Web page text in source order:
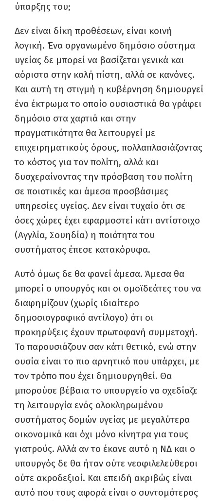
ύπαρξης του;
Δεν είναι δίκη προθέσεων, είναι κοινή
λογική. Ένα οργανωμένο δημόσιο σύστημα
υγείας δε μπορεί να βασίζεται γενικά και
αόριστα στην καλή πίστη, αλλά σε κανόνες.
Και αυτή τη στιγμή η κυβέρνηση δημιουργεί
ένα έκτρωμα το οποίο ουσιαστικά θα γράφει
δημόσιο στα χαρτιά και στην
πραγματικότητα θα λειτουργεί με
επιχειρηματικούς όρους, πολλαπλασιάζοντας
το κόστος για τον πολίτη, αλλά και
δυσχεραίνοντας την πρόσβαση του πολίτη
σε ποιοτικές και άμεσα προσβάσιμες
υπηρεσίες υγείας. Δεν είναι τυχαίο ότι σε
όσες χώρες έχει εφαρμοστεί κάτι αντίστοιχο
(Αγγλία, Σουηδία) η ποιότητα του
συστήματος έπεσε κατακόρυφα.
Αυτό όμως δε θα φανεί άμεσα. Άμεσα θα
μπορεί ο υπουργός και οι ομοϊδεάτες του να
διαφημίζουν (χωρίς ιδιαίτερο
δημοσιογραφικό αντίλογο) ότι οι
προκηρύξεις έχουν πρωτοφανή συμμετοχή.
Το παρουσιάζουν σαν κάτι θετικό, ενώ στην
ουσία είναι το πιο αρνητικό που υπάρχει, με
τον τρόπο που έχει δημιουργηθεί. Θα
μπορούσε βέβαια το υπουργείο να σχεδίαζε
τη λειτουργία ενός ολοκληρωμένου
συστήματος δομών υγείας με μεγαλύτερα
οικονομικά και όχι μόνο κίνητρα για τους
γιατρούς. Αλλά αν το έκανε αυτό η ΝΔ και ο
υπουργός δε θα ήταν ούτε νεοφιλελεύθεροι
ούτε ακροδεξιοί. Και επειδή ακριβώς είναι
αυτό που τους αφορά είναι ο συντομότερος